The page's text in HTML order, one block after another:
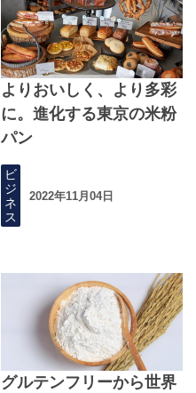
よりおいしく、より多彩
に。進化する東京の米粉
パン
ビ
ジ
ネ
ス
2022年11月04日
グルテンフリーから世界